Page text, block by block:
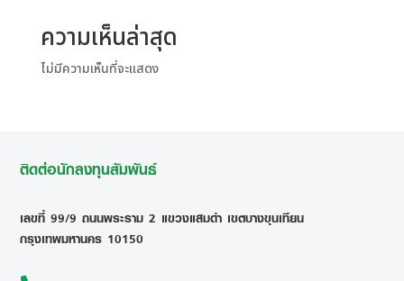
ความเห็นล่าสุด
ไม่มีความเห็นที่จะแสดง
ติดต่อนักลงทุนสัมพันธ์
เลขที่ 99/9 ถนนพระราม 2 แขวงแสมดำ เขตบางขุนเทียน
กรุงเทพมหานคร 10150